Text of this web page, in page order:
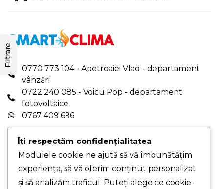
Filtrare
0770 773 104 - Apetroaiei Vlad - departament
vânzări
0722 240 085 - Voicu Pop - departament
fotovoltaice
0767 409 696
office@smartclima.ro
PROGRAM DE LUCRU: Luni-Vineri - 08:00-16:00
PUNCT DE LUCRU PRINCIPAL - Str. Pelinului,
Nr. 9, Sec. 3, București
Îți respectăm confidențialitatea
Modulele cookie ne ajută să vă îmbunătățim
experiența, să vă oferim conținut personalizat
și să analizăm traficul. Puteți alege ce cookie-